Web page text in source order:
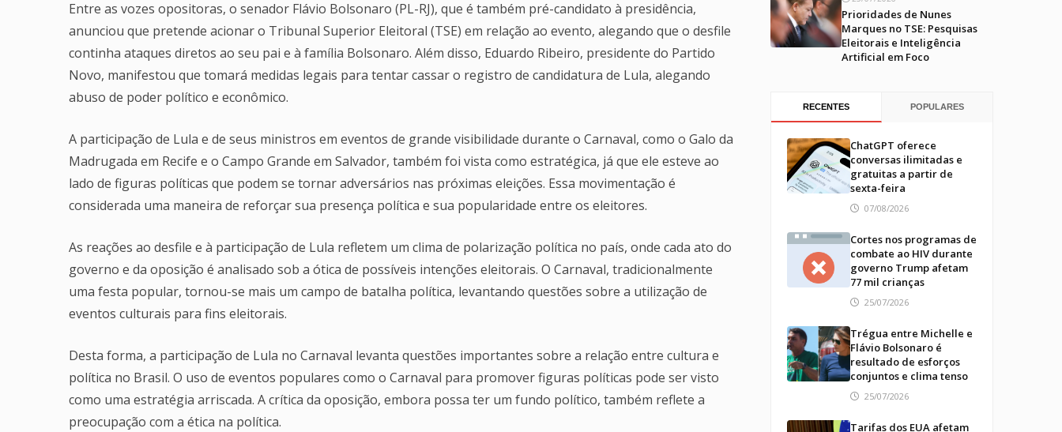
Entre as vozes opositoras, o senador Flávio Bolsonaro (PL-RJ), que é também pré-candidato à presidência,
anunciou que pretende acionar o Tribunal Superior Eleitoral (TSE) em relação ao evento, alegando que o desfile
continha ataques diretos ao seu pai e à família Bolsonaro. Além disso, Eduardo Ribeiro, presidente do Partido
Novo, manifestou que tomará medidas legais para tentar cassar o registro de candidatura de Lula, alegando
abuso de poder político e econômico.
A participação de Lula e de seus ministros em eventos de grande visibilidade durante o Carnaval, como o Galo da
Madrugada em Recife e o Campo Grande em Salvador, também foi vista como estratégica, já que ele esteve ao
lado de figuras políticas que podem se tornar adversários nas próximas eleições. Essa movimentação é
considerada uma maneira de reforçar sua presença política e sua popularidade entre os eleitores.
As reações ao desfile e à participação de Lula refletem um clima de polarização política no país, onde cada ato do
governo e da oposição é analisado sob a ótica de possíveis intenções eleitorais. O Carnaval, tradicionalmente
uma festa popular, tornou-se mais um campo de batalha política, levantando questões sobre a utilização de
eventos culturais para fins eleitorais.
Desta forma, a participação de Lula no Carnaval levanta questões importantes sobre a relação entre cultura e
política no Brasil. O uso de eventos populares como o Carnaval para promover figuras políticas pode ser visto
como uma estratégia arriscada. A crítica da oposição, embora possa ter um fundo político, também reflete a
preocupação com a ética na política.
Prioridades de Nunes
Marques no TSE: Pesquisas
Eleitorais e Inteligência
Artificial em Foco
RECENTES POPULARES
ChatGPT oferece
conversas ilimitadas e
gratuitas a partir de
sexta-feira
07/08/2026
Cortes nos programas de
combate ao HIV durante
governo Trump afetam
77 mil crianças
25/07/2026
Trégua entre Michelle e
Flávio Bolsonaro é
resultado de esforços
conjuntos e clima tenso
25/07/2026
Tarifas dos EUA afetam